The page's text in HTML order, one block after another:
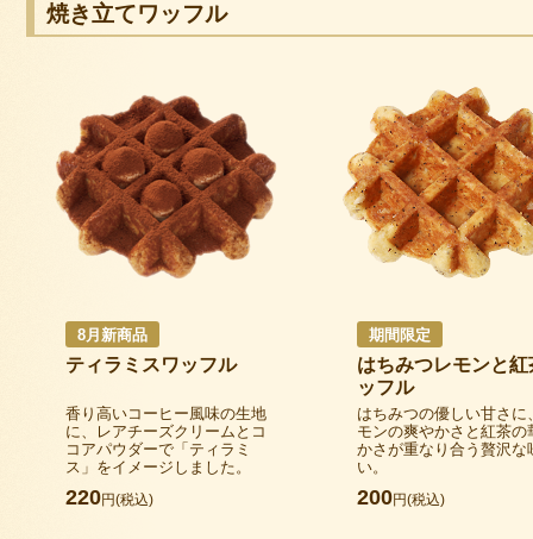
焼き立てワッフル
8月新商品
ティラミスワッフル
香り高いコーヒー風味の生地
に、レアチーズクリームとコ
コアパウダーで「ティラミ
ス」をイメージしました。
220円(税込)
期間限定
はちみつレモンと紅
ッフル
はちみつの優しい甘さに
モンの爽やかさと紅茶の
かさが重なり合う贅沢な
い。
200円(税込)